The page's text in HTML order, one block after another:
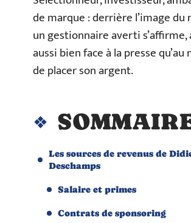
de marque : derrière l’image du
un gestionnaire averti s’affirme,
aussi bien face à la presse
de placer son argent.
Les sources de revenus de
Deschamps
Salaire et primes
Contrats de sponsoring